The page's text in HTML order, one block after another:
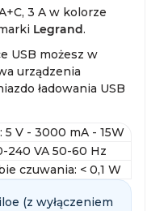
3 A w kolorze
Legrand.
USB możesz w
urządzenia
ładowania USB
V - 3000 mA - 15W
240 VA 50-60 Hz
czuwania: < 0,1 W
(z wyłączeniem